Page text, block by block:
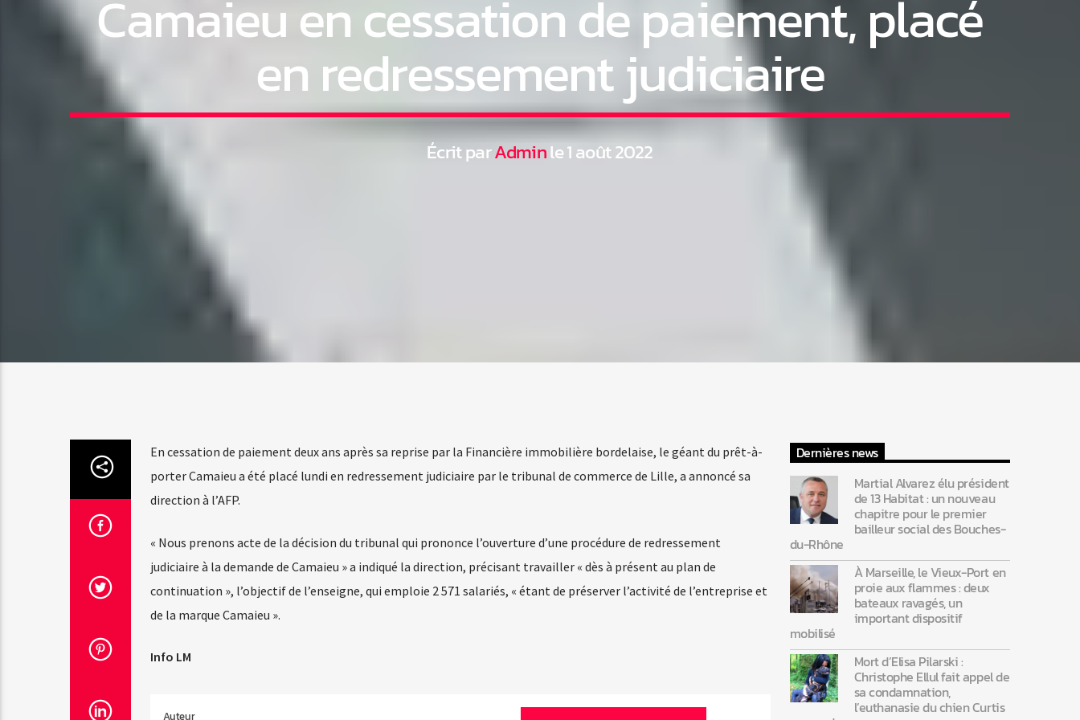
Camaieu en cessation de paiement, placé
en redressement judiciaire
Écrit parAdminle 1 août 2022
En cessation de paiement deux ans après sa reprise par la Financière immobilière bordelaise, le géant du prêt-à-
porter Camaieu a été placé lundi en redressement judiciaire par le tribunal de commerce de Lille, a annoncé sa
direction à l’AFP.
« Nous prenons acte de la décision du tribunal qui prononce l’ouverture d’une procédure de redressement
judiciaire à la demande de Camaieu » a indiqué la direction, précisant travailler « dès à présent au plan de
continuation », l’objectif de l’enseigne, qui emploie 2 571 salariés, « étant de préserver l’activité de l’entreprise et
de la marque Camaieu ».
Info LM
Auteur
Dernières news
Martial Alvarez élu président
de 13 Habitat : un nouveau
chapitre pour le premier
bailleur social des Bouches-
du-Rhône
À Marseille, le Vieux-Port en
proie aux flammes : deux
bateaux ravagés, un
important dispositif
mobilisé
Mort d’Elisa Pilarski :
Christophe Ellul fait appel de
sa condamnation,
l’euthanasie du chien Curtis